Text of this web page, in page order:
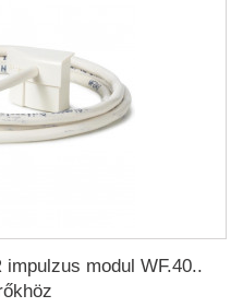
modul WF.40..